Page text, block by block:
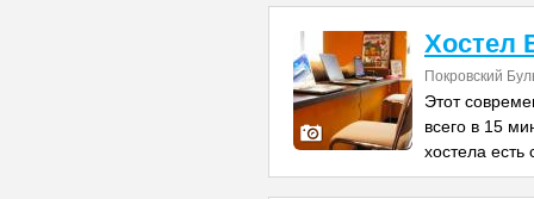
Хостел
Покровский
Этот
всего в 15
хостела есть